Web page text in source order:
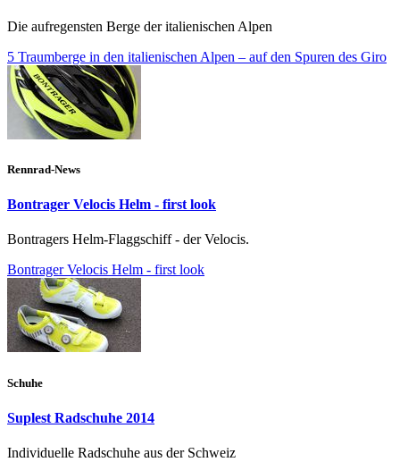
Die aufregensten Berge der italienischen Alpen
5 Traumberge in den italienischen Alpen – auf den Spuren des Giro
Rennrad-News
Bontrager Velocis Helm - first look
Bontragers Helm-Flaggschiff - der Velocis.
Bontrager Velocis Helm - first look
Schuhe
Suplest Radschuhe 2014
Individuelle Radschuhe aus der Schweiz